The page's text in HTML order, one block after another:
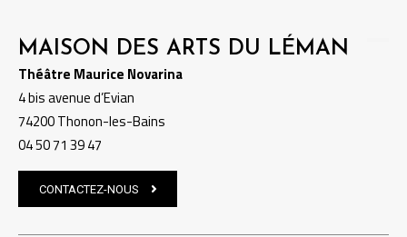
MAISON DES ARTS DU LÉMAN
Théâtre Maurice Novarina
4 bis avenue d’Evian
74200 Thonon-les-Bains
04 50 71 39 47
CONTACTEZ-NOUS